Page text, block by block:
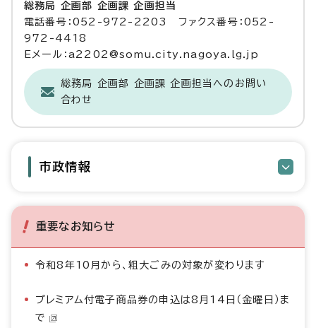
総務局 企画部 企画課 企画担当
電話番号：052-972-2203 ファクス番号：052-
972-4418
Eメール：a2202@somu.city.nagoya.lg.jp
総務局 企画部 企画課 企画担当へのお問い
合わせ
市政情報
重要なお知らせ
令和8年10月から、粗大ごみの対象が変わります
プレミアム付電子商品券の申込は8月14日（金曜日）ま
で